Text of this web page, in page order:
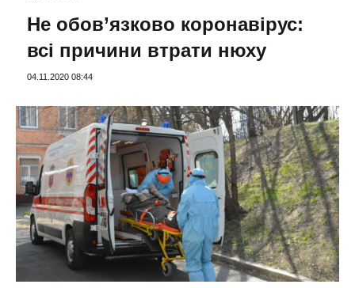
Не обов’язково коронавірус:
всі причини втрати нюху
04.11.2020 08:44